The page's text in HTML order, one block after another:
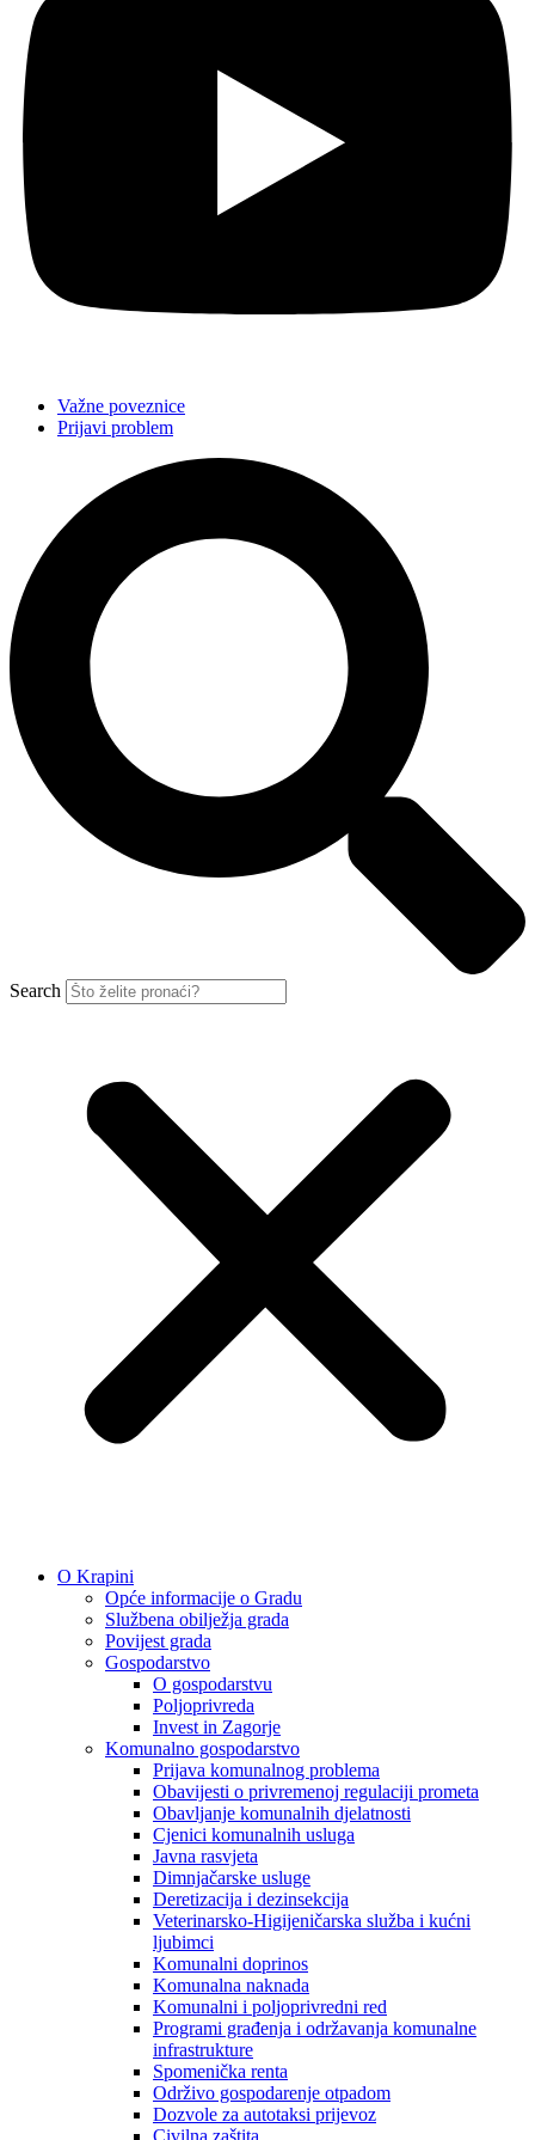
Važne poveznice
Prijavi problem
Search
O Krapini
Opće informacije o Gradu
Službena obilježja grada
Povijest grada
Gospodarstvo
O gospodarstvu
Poljoprivreda
Invest in Zagorje
Komunalno gospodarstvo
Prijava komunalnog problema
Obavijesti o privremenoj regulaciji prometa
Obavljanje komunalnih djelatnosti
Cjenici komunalnih usluga
Javna rasvjeta
Dimnjačarske usluge
Deretizacija i dezinsekcija
Veterinarsko-Higijeničarska služba i kućni
ljubimci
Komunalni doprinos
Komunalna naknada
Komunalni i poljoprivredni red
Programi građenja i održavanja komunalne
infrastrukture
Spomenička renta
Održivo gospodarenje otpadom
Dozvole za autotaksi prijevoz
Civilna zaštita